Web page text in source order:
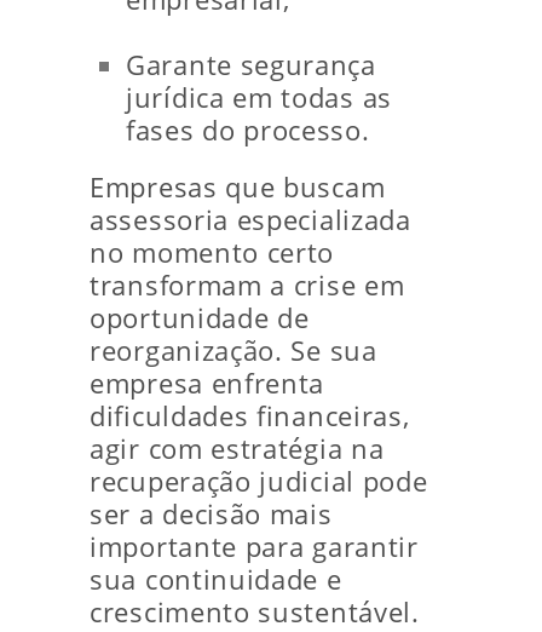
Garante segurança
jurídica em todas as
fases do processo.
Empresas que buscam
assessoria especializada
no momento certo
transformam a crise em
oportunidade de
reorganização. Se sua
empresa enfrenta
dificuldades financeiras,
agir com estratégia na
recuperação judicial pode
ser a decisão mais
importante para garantir
sua continuidade e
crescimento sustentável.